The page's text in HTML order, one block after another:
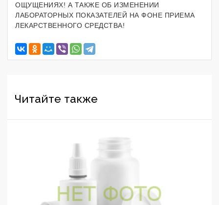
ОЩУЩЕНИЯХ! А ТАКЖЕ ОБ ИЗМЕНЕНИИ
ЛАБОРАТОРНЫХ ПОКАЗАТЕЛЕЙ НА ФОНЕ ПРИЕМА
ЛЕКАРСТВЕННОГО СРЕДСТВА!
Читайте также